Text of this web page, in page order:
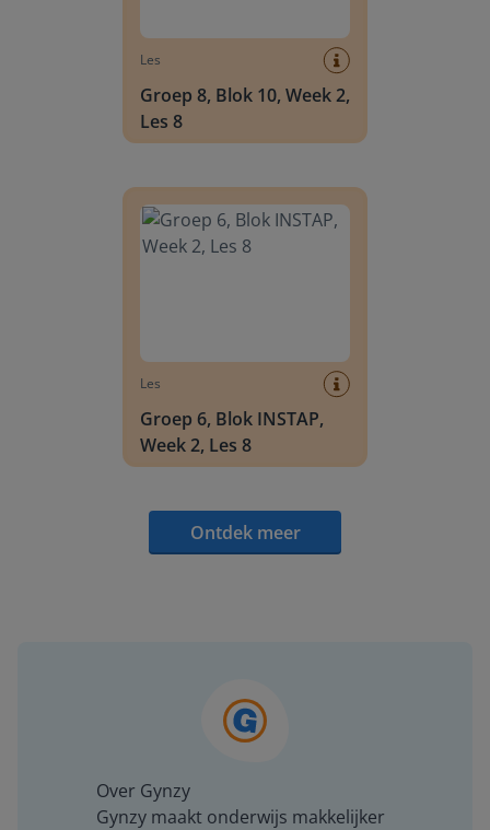
Les
Groep 8, Blok 10, Week 2,
Les 8
Les
Groep 6, Blok INSTAP,
Week 2, Les 8
Ontdek meer
Over Gynzy
Gynzy maakt onderwijs makkelijker